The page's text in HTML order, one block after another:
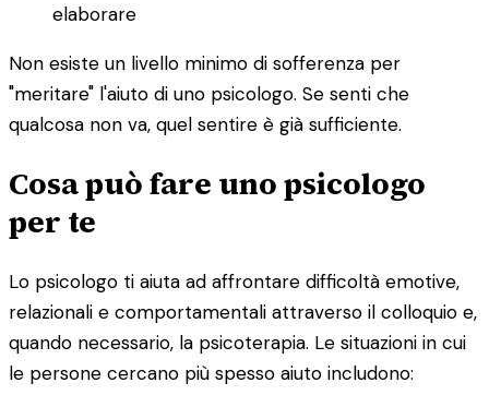
elaborare
Non esiste un livello minimo di sofferenza per
"meritare" l'aiuto di uno psicologo. Se senti che
qualcosa non va, quel sentire è già sufficiente.
Cosa può fare uno psicologo
per te
Lo psicologo ti aiuta ad affrontare difficoltà emotive,
relazionali e comportamentali attraverso il colloquio e,
quando necessario, la psicoterapia. Le situazioni in cui
le persone cercano più spesso aiuto includono: